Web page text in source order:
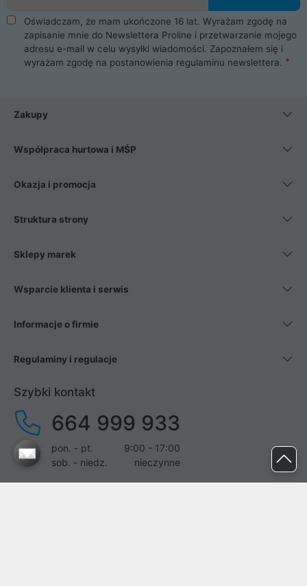
Oświadczam, że mam ukończone 16 lat. Wyrażam zgodę na
zapisanie mnie do Newslettera Proline i przetwarzanie mojego
adresu e-mail w celu wysyłki wiadomości. Zapoznałem się i
wyrażam zgodę na postanowienia regulaminu newslettera.
Zakupy
Współpraca hurtowa i MŚP
Okazja i promocja
Struktura strony
Sklepy marek
Wsparcie klienta i serwis
Informacje o firmie
Regulaminy i regulacje
Szybki kontakt
664 999 933
pon. - pt.
9:00 - 17:00
sob. - niedz.
nieczynne